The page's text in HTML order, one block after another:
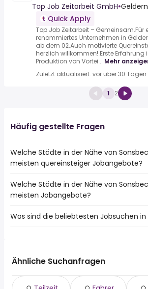
Top Job Zeitarbeit GmbH•
Quick Apply
Top Job Zeitarbeit – Gemeinsam.Für
renommiertes Unternehmen in
ab dem 02.Auch motivierte
herzlich willkommen!.Erste Erfahrung
Produktion von Vortei... Mehr
Zuletzt aktualisiert: vor über 30 Tagen
1 2
Häufig gestellte Fragen
Welche Städte in der Nähe von
meisten quereinsteiger Jobangebote?
Städte in der Nähe von Sonsbeck mit
quereinsteiger Jobs:
Bocholt
Kempen
Welche Städte in der Nähe von
meisten Jobangebote?
10 Städte in der Nähe von Sonsbeck mit
Dinslaken
Was sind die beliebtesten Jobsuchen in
fahrer
sachbearbeiter
Ähnliche Suchanfragen